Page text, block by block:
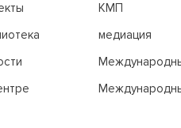
КМП
медиация
праву